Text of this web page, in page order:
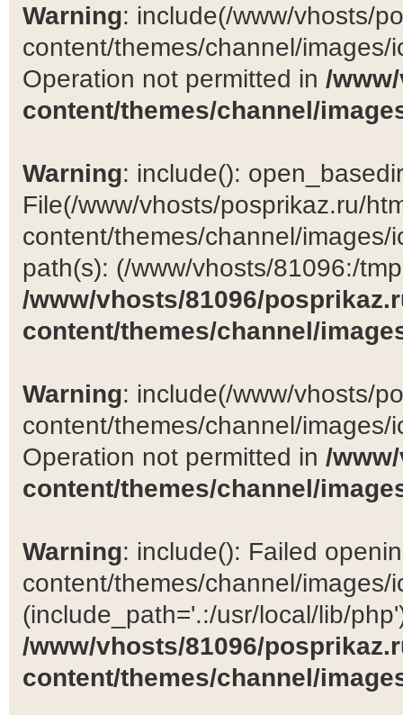
Warning: include(/www/vhosts/
content/themes/channel/
Operation not permitted in /
content/themes/channel/
Warning: include():
File(/www/vhosts/posprikaz.ru/
content/themes/channel/
path(s): (/www/vhosts/81096:/
/www/vhosts/81096/
content/themes/channel/
Warning: include(/www/vhosts/
content/themes/channel/
Operation not permitted in /
content/themes/channel/
Warning: include(): Failed
content/themes/channel/images/
(include_path='.:/usr/local/lib/
/www/vhosts/81096/
content/themes/channel/